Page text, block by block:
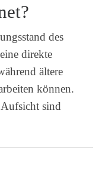
des
direkte
ältere
können.
sind